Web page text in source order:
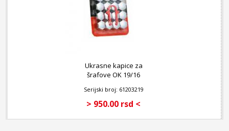
Ukrasne kapice za
šrafove OK 19/16
Serijski broj: 61203219
> 950.00 rsd <